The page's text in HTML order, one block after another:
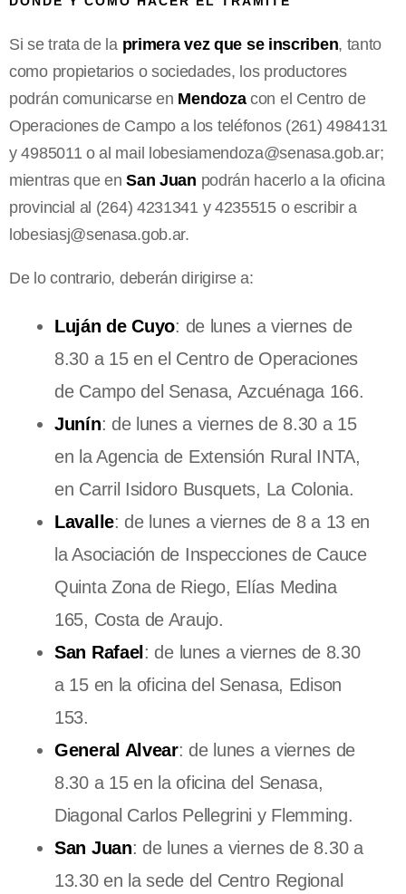
Si se trata de la primera vez que se inscriben, tanto
como propietarios o sociedades, los productores
podrán comunicarse en Mendozacon el Centro de
Operaciones de Campo a los teléfonos (261) 4984131
y 4985011 o al mail lobesiamendoza@senasa.gob.ar;
mientras que en San Juan podrán hacerlo a la oficina
provincial al (264) 4231341 y 4235515 o escribir a
lobesiasj@senasa.gob.ar.
De lo contrario, deberán dirigirse a:
Luján de Cuyo: de lunes a viernes de
8.30 a 15 en el Centro de Operaciones
de Campo del Senasa, Azcuénaga 166.
Junín: de lunes a viernes de 8.30 a 15
en la Agencia de Extensión Rural INTA,
en Carril Isidoro Busquets, La Colonia.
Lavalle: de lunes a viernes de 8 a 13 en
la Asociación de Inspecciones de Cauce
Quinta Zona de Riego, Elías Medina
165, Costa de Araujo.
San Rafael: de lunes a viernes de 8.30
a 15 en la oficina del Senasa, Edison
153.
General Alvear: de lunes a viernes de
8.30 a 15 en la oficina del Senasa,
Diagonal Carlos Pellegrini y Flemming.
San Juan: de lunes a viernes de 8.30 a
13.30 en la sede del Centro Regional